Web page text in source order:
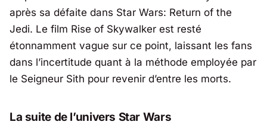
après sa défaite dans Star Wars: Return of the
Jedi. Le film Rise of Skywalker est resté
étonnamment vague sur ce point, laissant les fans
dans l’incertitude quant à la méthode employée par
le Seigneur Sith pour revenir d’entre les morts.
La suite de l’univers Star Wars